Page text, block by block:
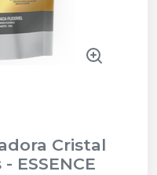
Cristal
- ESSENCE